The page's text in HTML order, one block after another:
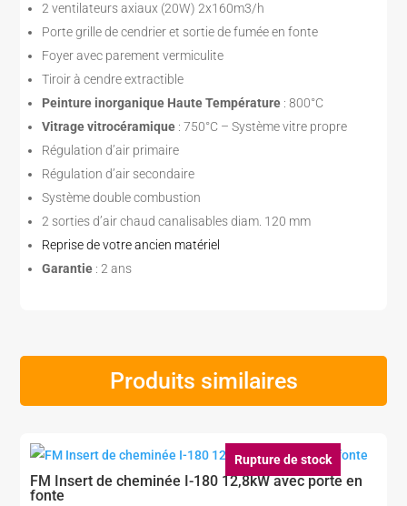
2 ventilateurs axiaux (20W) 2x160m3/h
Porte grille de cendrier et sortie de fumée en fonte
Foyer avec parement vermiculite
Tiroir à cendre extractible
Peinture inorganique Haute Température : 800°C
Vitrage vitrocéramique : 750°C – Système vitre propre
Régulation d’air primaire
Régulation d’air secondaire
Système double combustion
2 sorties d’air chaud canalisables diam. 120 mm
Reprise de votre ancien matériel
Garantie : 2 ans
Produits similaires
Rupture de stock
FM Insert de cheminée I-180 12,8kW avec porte en
fonte